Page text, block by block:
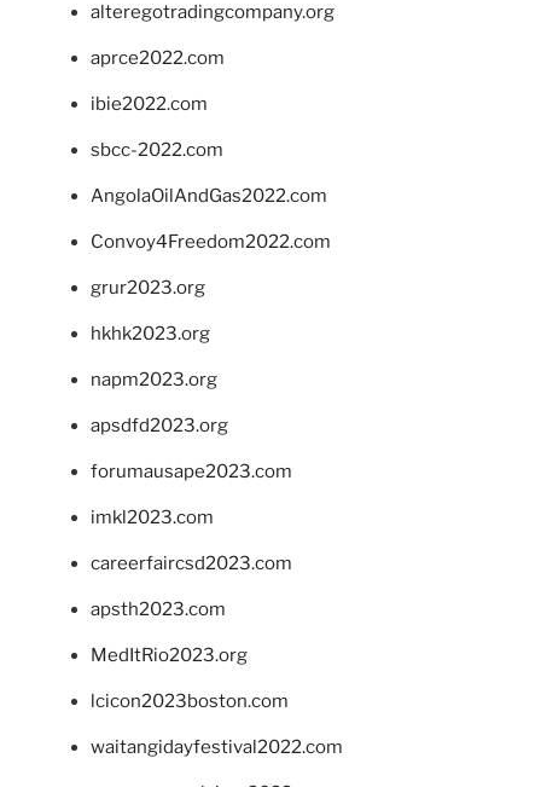
alteregotradingcompany.org
aprce2022.com
ibie2022.com
sbcc-2022.com
AngolaOilAndGas2022.com
Convoy4Freedom2022.com
grur2023.org
hkhk2023.org
napm2023.org
apsdfd2023.org
forumausape2023.com
imkl2023.com
careerfaircsd2023.com
apsth2023.com
MedItRio2023.org
lcicon2023boston.com
waitangidayfestival2022.com